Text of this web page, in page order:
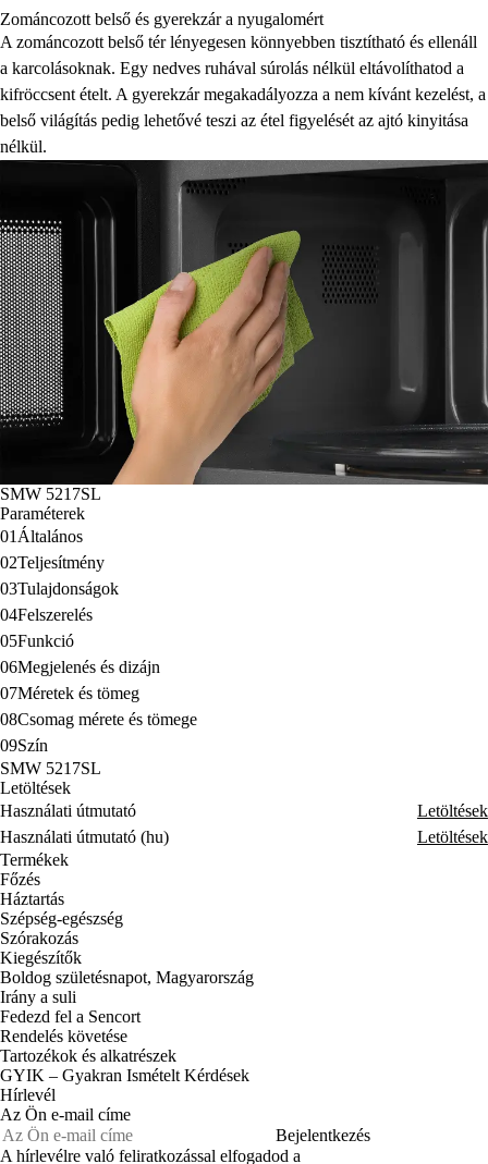
Zománcozott belső és gyerekzár a nyugalomért
A zománcozott belső tér lényegesen könnyebben tisztítható és ellenáll
a karcolásoknak. Egy nedves ruhával súrolás nélkül eltávolíthatod a
kifröccsent ételt. A gyerekzár megakadályozza a nem kívánt kezelést, a
belső világítás pedig lehetővé teszi az étel figyelését az ajtó kinyitása
nélkül.
SMW 5217SL
Paraméterek
01 Általános
02Teljesítmény
03Tulajdonságok
04Felszerelés
05Funkció
06Megjelenés és dizájn
07Méretek és tömeg
08Csomag mérete és tömege
09Szín
SMW 5217SL
Letöltések
Használati útmutató
Letöltések
Használati útmutató (hu)
Letöltések
Termékek
Főzés
Háztartás
Szépség-egészség
Szórakozás
Kiegészítők
Boldog születésnapot, Magyarország
Irány a suli
Fedezd fel a Sencort
Rendelés követése
Tartozékok és alkatrészek
GYIK – Gyakran Ismételt Kérdések
Hírlevél
Az Ön e-mail címe
Bejelentkezés
A hírlevélre való feliratkozással elfogadod a